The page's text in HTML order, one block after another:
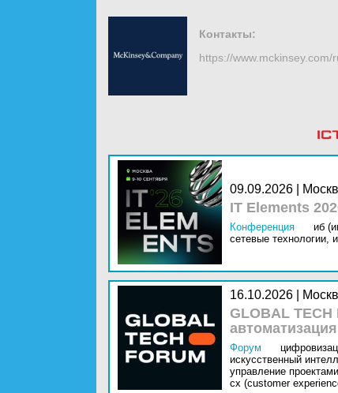
Контакты:
https://www.mckinsey.com/
09.09.2026 |
IT Elements
Конференция иб
сетевые технологии,
16.10.2026 |
GLOBAL
Форум
искусственный
управление
cx (customer